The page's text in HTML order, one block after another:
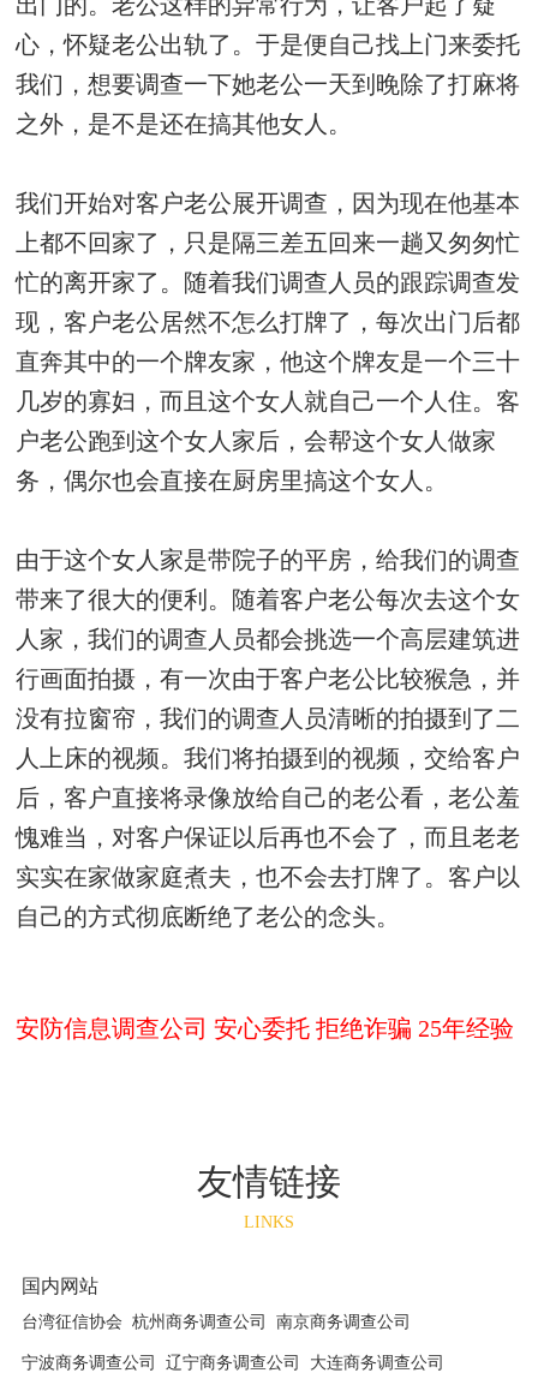
心，怀疑老公出轨了。于是便自己找上门来委托
我们，想要调查一下她老公一天到晚除了打麻将
之外，是不是还在搞其他女人。
我们开始对客户老公展开调查，因为现在他基本
上都不回家了，只是隔三差五回来一趟又匆匆忙
忙的离开家了。随着我们调查人员的跟踪调查发
现，客户老公居然不怎么打牌了，每次出门后都
直奔其中的一个牌友家，他这个牌友是一个三十
几岁的寡妇，而且这个女人就自己一个人住。客
户老公跑到这个女人家后，会帮这个女人做家
务，偶尔也会直接在厨房里搞这个女人。
由于这个女人家是带院子的平房，给我们的调查
带来了很大的便利。随着客户老公每次去这个女
人家，我们的调查人员都会挑选一个高层建筑进
行画面拍摄，有一次由于客户老公比较猴急，并
没有拉窗帘，我们的调查人员清晰的拍摄到了二
人上床的视频。我们将拍摄到的视频，交给客户
后，客户直接将录像放给自己的老公看，老公羞
愧难当，对客户保证以后再也不会了，而且老老
实实在家做家庭煮夫，也不会去打牌了。客户以
自己的方式彻底断绝了老公的念头。
安防信息调查公司 安心委托 拒绝诈骗 25年经验
友情链接
LINKS
国内网站
台湾征信协会 杭州商务调查公司 南京商务调查公司
宁波商务调查公司 辽宁商务调查公司 大连商务调查公司